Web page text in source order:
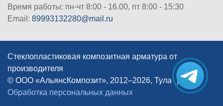
Время работы: пн-чт 8:00 - 16.00, пт 8:00 - 15:30
Email: 89993132280@mail.ru
Стеклопластиковая композитная арматура от
производителя
© ООО «АльянсКомпозит», 2012–2026, Тула |
Обработка персональных данных